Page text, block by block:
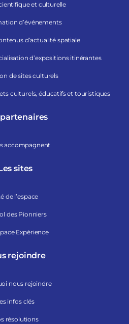
et culturelle
d’événements
d’actualité spatiale
d’expositions itinérantes
de sites culturels
culturels, éducatifs et touristiques
partenaires
accompagnent
sites
de l’espace
des Pionniers
Expérience
rejoindre
nous rejoindre
infos clés
résolutions